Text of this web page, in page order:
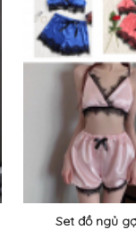
Set đồ ngủ